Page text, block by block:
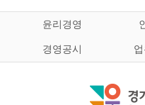
윤리경영
경영공시 업